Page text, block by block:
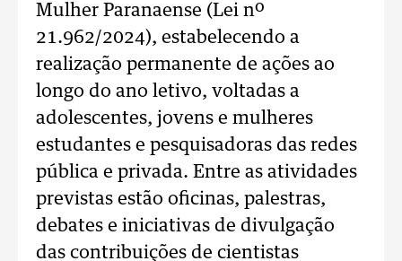
Mulher Paranaense (Lei nº
21.962/2024), estabelecendo a
realização permanente de ações ao
longo do ano letivo, voltadas a
adolescentes, jovens e mulheres
estudantes e pesquisadoras das redes
pública e privada. Entre as atividades
previstas estão oficinas, palestras,
debates e iniciativas de divulgação
das contribuições de cientistas